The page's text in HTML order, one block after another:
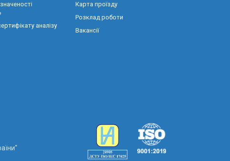
аналізу
Карта проїзду
Розклад роботи
Вакансії